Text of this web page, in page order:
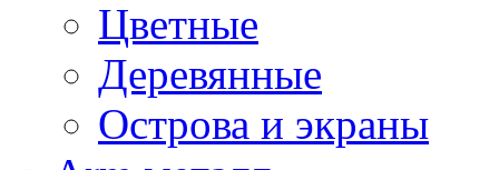
Цветные
Деревянные
Острова и экраны